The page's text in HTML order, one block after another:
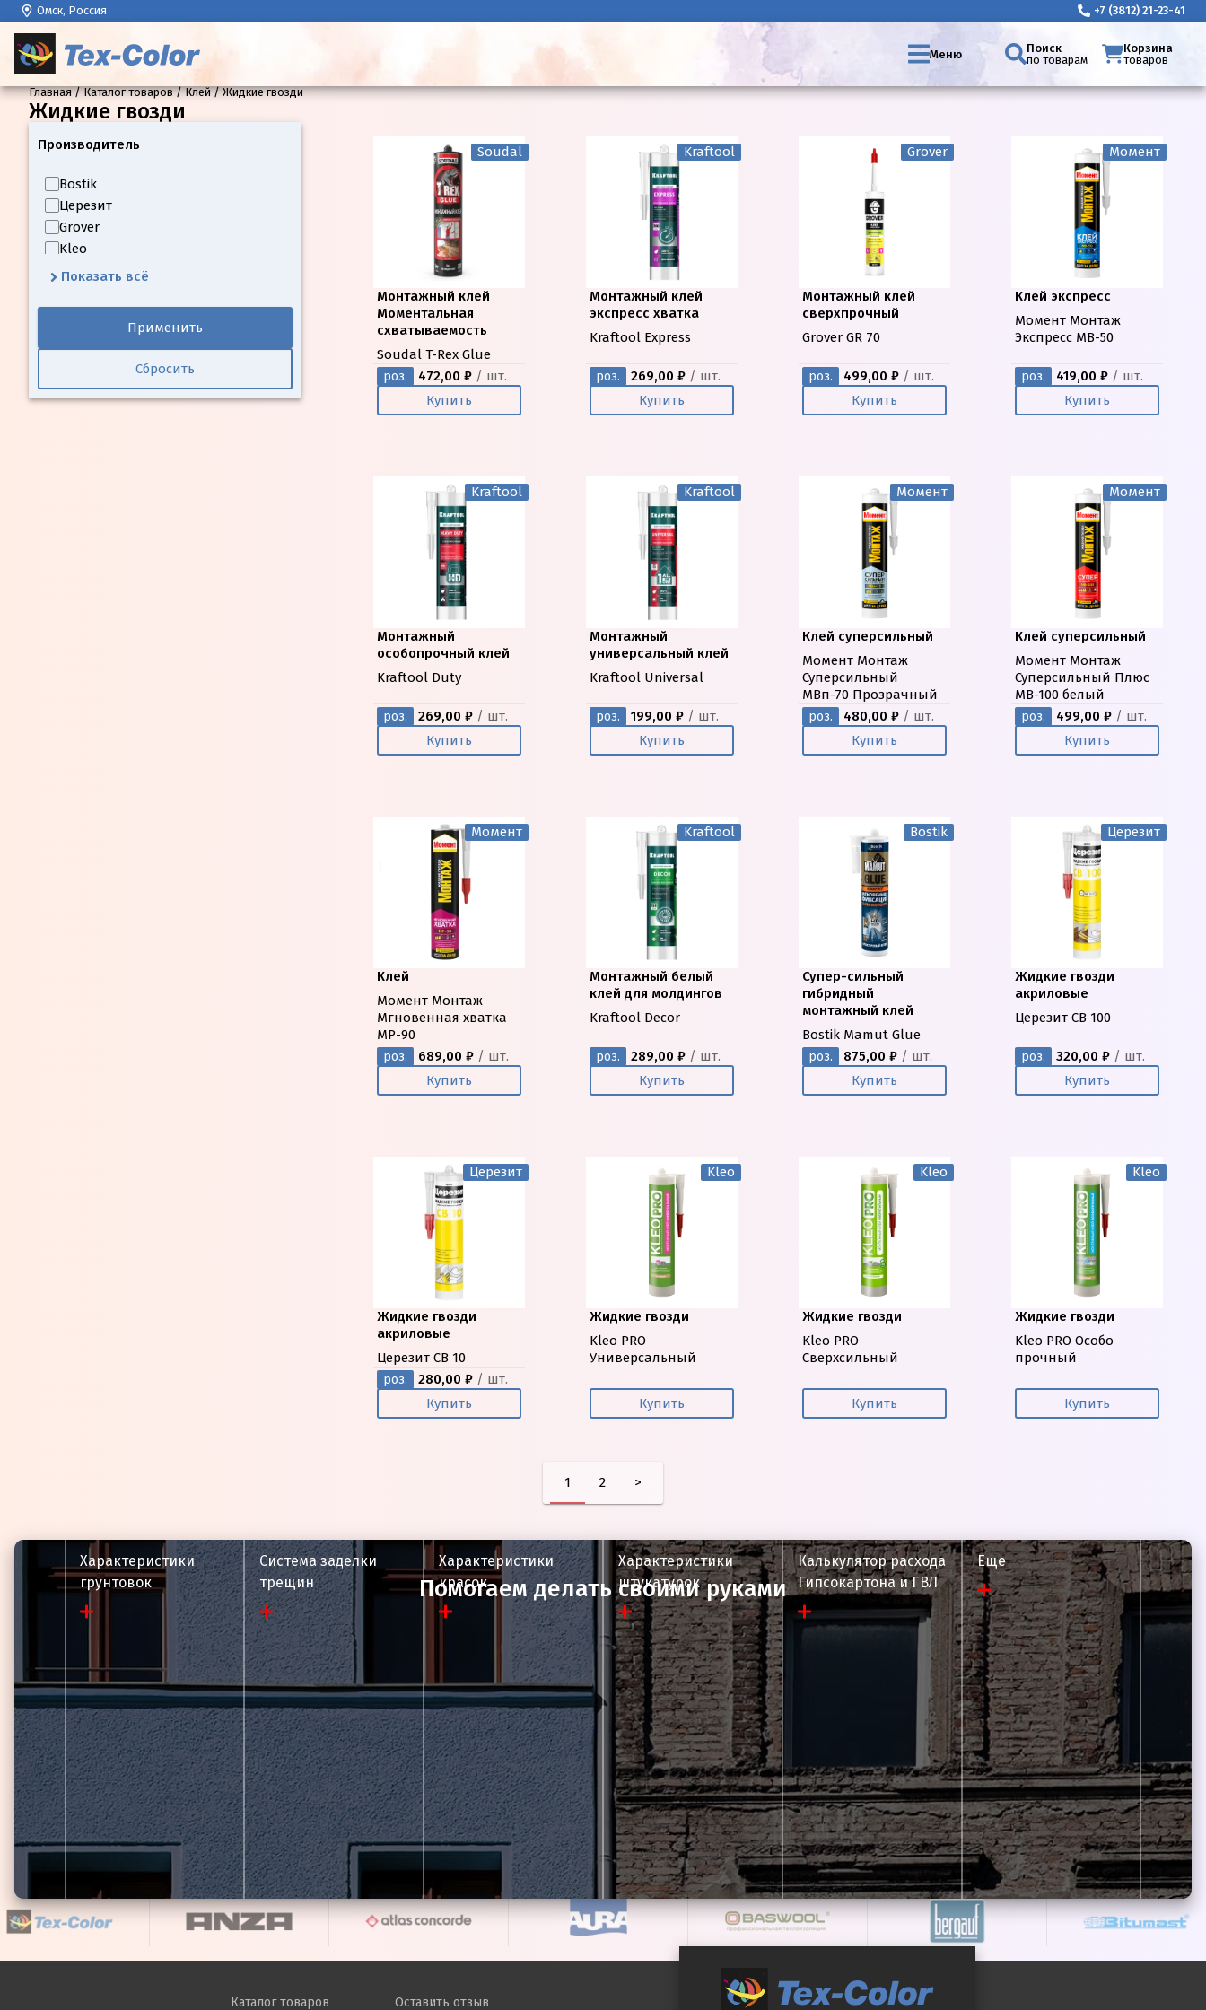
Омск, Россия +7 (3812) 21-23-41
Меню
Поиск
по товарам
Корзина
товаров
Главная Каталог товаров Клей Жидкие гвозди
Жидкие гвозди
Производитель
Bostik
Церезит
Grover
Kleo
Kraftool
Показать всё
Применить
Сбросить
Soudal
Монтажный клей
Моментальная
схватываемость
Soudal T-Rex Glue
роз. 472,00 ₽ / шт.
Купить
Kraftool
Монтажный клей
экспресс хватка
Kraftool Express
роз. 269,00 ₽ / шт.
Купить
Grover
Монтажный клей
сверхпрочный
Grover GR 70
роз. 499,00 ₽ / шт.
Купить
Момент
Клей экспресс
Момент Монтаж
Экспресс МВ-50
роз. 419,00 ₽ / шт.
Купить
Kraftool
Монтажный
особопрочный клей
Kraftool Duty
роз. 269,00 ₽ / шт.
Купить
Kraftool
Монтажный
универсальный клей
Kraftool Universal
роз. 199,00 ₽ / шт.
Купить
Момент
Клей суперсильный
Момент Монтаж
Суперсильный
МВп-70 Прозрачный
роз. 480,00 ₽ / шт.
Купить
Момент
Клей суперсильный
Момент Монтаж
Суперсильный Плюс
МВ-100 белый
роз. 499,00 ₽ / шт.
Купить
Момент
Клей
Момент Монтаж
Мгновенная хватка
МР-90
роз. 689,00 ₽ / шт.
Купить
Kraftool
Монтажный белый
клей для молдингов
Kraftool Decor
роз. 289,00 ₽ / шт.
Купить
Bostik
Супер-сильный
гибридный
монтажный клей
Bostik Mamut Glue
роз. 875,00 ₽ / шт.
Купить
Церезит
Жидкие гвозди
акриловые
Церезит CB 100
роз. 320,00 ₽ / шт.
Купить
Церезит
Жидкие гвозди
акриловые
Церезит CB 10
роз. 280,00 ₽ / шт.
Купить
Kleo
Жидкие гвозди
Kleo PRO
Универсальный
Купить
Kleo
Жидкие гвозди
Kleo PRO
Сверхсильный
Купить
Kleo
Жидкие гвозди
Kleo PRO Особо
прочный
Купить
1 2 >
Помогаем делать своими руками
Характеристики
грунтовок
Система заделки
трещин
Характеристики
красок
Характеристики
штукатурок
Калькулятор расхода
Гипсокартона и ГВЛ
Еще
Каталог товаров Оставить отзыв